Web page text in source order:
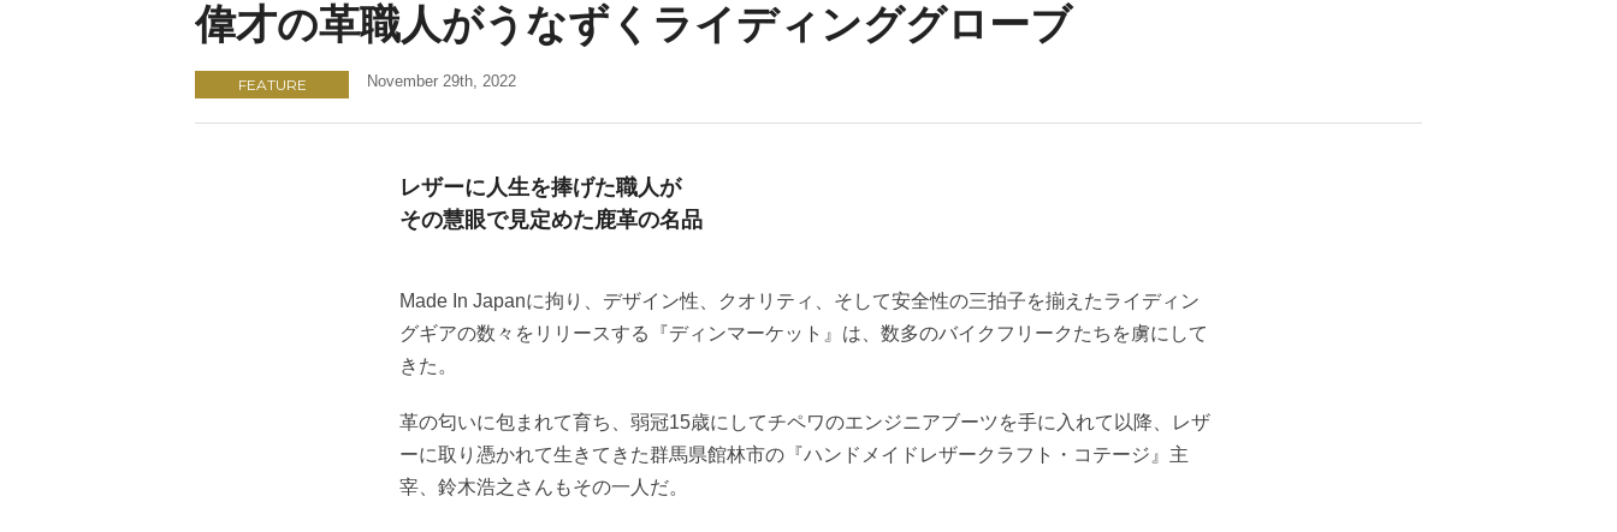
偉才の革職人がうなずくライディンググローブ
FEATURE November 29th, 2022
レザーに人生を捧げた職人が
その慧眼で見定めた鹿革の名品
Made In Japanに拘り、デザイン性、クオリティ、そして安全性の三拍子を揃えたライディン
グギアの数々をリリースする『ディンマーケット』は、数多のバイクフリークたちを虜にして
きた。
革の匂いに包まれて育ち、弱冠15歳にしてチペワのエンジニアブーツを手に入れて以降、レザ
ーに取り憑かれて生きてきた群馬県館林市の『ハンドメイドレザークラフト・コテージ』主
宰、鈴木浩之さんもその一人だ。